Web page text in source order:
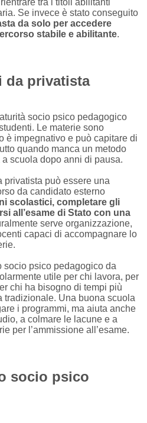
tra i titoli abilitanti
Se invece è stato conseguito
da solo per accedere
stabile e abilitante.
da privatista
socio psico pedagogico
Le materie sono
è impegnativo e può capitare di
quando manca un metodo
scuola dopo anni di pausa.
privatista può essere una
da candidato esterno
scolastici, completare gli
all’esame di Stato con una
serve organizzazione,
capaci di accompagnare lo
socio psico pedagogico da
utile per chi lavora, per
chi ha bisogno di tempi più
Una buona scuola
i programmi, ma aiuta anche
a colmare le lacune e a
per l’ammissione all’esame.
socio psico